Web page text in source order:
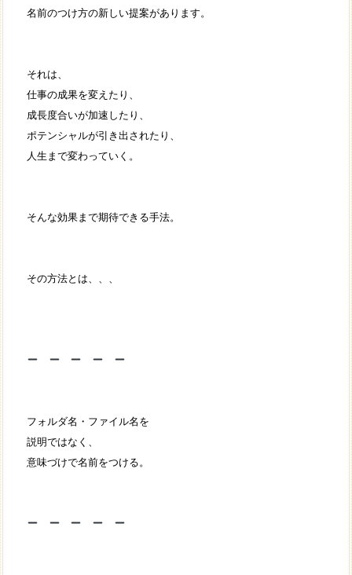
名前のつけ方の新しい提案があります。
それは、
仕事の成果を変えたり、
成長度合いが加速したり、
ポテンシャルが引き出されたり、
人生まで変わっていく。
そんな効果まで期待できる手法。
その方法とは、、、
フォルダ名・ファイル名を
説明ではなく、
意味づけで名前をつける。